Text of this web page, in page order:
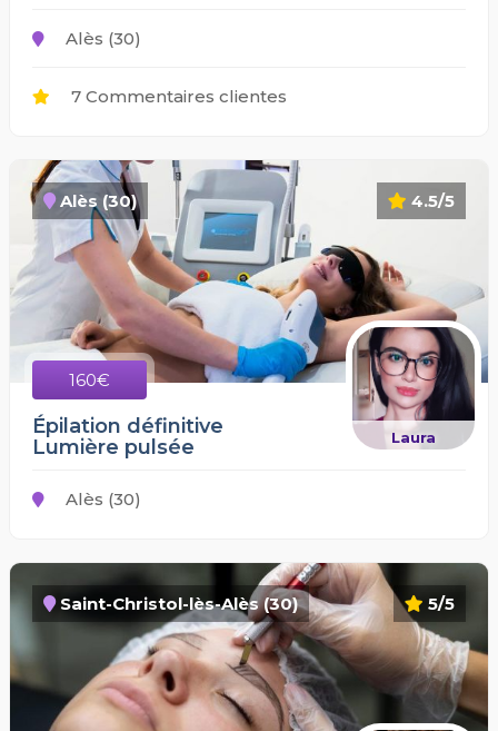
Alès (30)
7 Commentaires clientes
4.5/5
Alès (30)
160€
Laura
Épilation définitive
Lumière pulsée
Alès (30)
5/5
Saint-Christol-lès-Alès (30)